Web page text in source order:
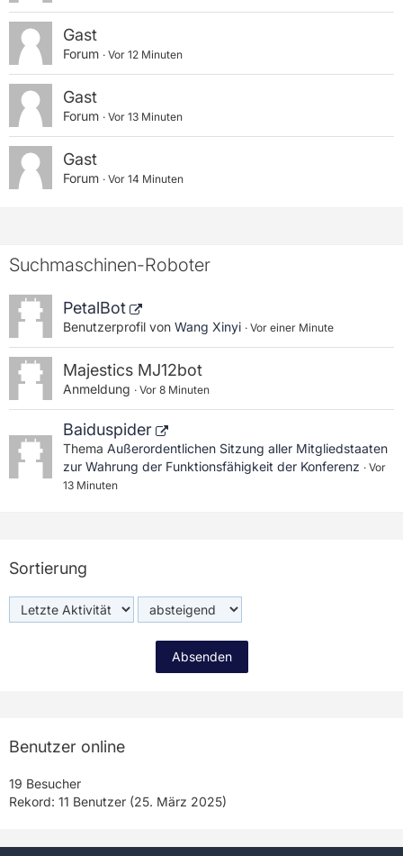
Gast
Forum Vor 12 Minuten
Gast
Forum Vor 13 Minuten
Gast
Forum Vor 14 Minuten
Suchmaschinen-Roboter
PetalBot
Benutzerprofil von Wang Xinyi Vor einer Minute
Majestics MJ12bot
Anmeldung Vor 8 Minuten
Baiduspider
Thema Außerordentlichen Sitzung aller Mitgliedstaaten
zur Wahrung der Funktionsfähigkeit der Konferenz
Vor
13 Minuten
Sortierung
Benutzer online
19 Besucher
Rekord: 11 Benutzer (25. März 2025)